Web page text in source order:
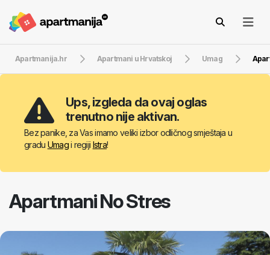
Apartmanija.hr Apartmani u Hrvatskoj Umag
Ups, izgleda da ovaj oglas
trenutno nije aktivan.
Bez panike, za Vas imamo veliki izbor odličnog smještaja u
gradu Umagi regiji Istra!
Apartmani No Stres